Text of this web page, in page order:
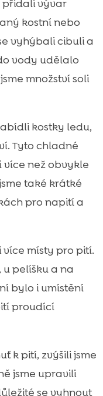
přidali vývar
kostní nebo
vyhýbali cibuli a
vody udělalo
množství soli
kostky ledu,
Tyto chladné
než obvykle
také krátké
pro napití a
místy pro pití.
u pelíšku a na
bylo i umístění
proudící
k pití, zvýšili jsme
jsme upravili
se vyhnout